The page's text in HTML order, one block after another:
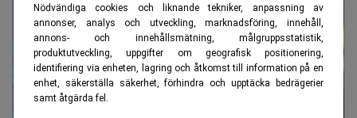
Nödvändiga cookies och liknande tekniker, anpassning av
annonser, analys och utveckling, marknadsföring, innehåll,
annons- och innehållsmätning, målgruppsstatistik,
produktutveckling, uppgifter om geografisk positionering,
identifiering via enheten, lagring och åtkomst till information på en
enhet, säkerställa säkerhet, förhindra och upptäcka bedrägerier
samt åtgärda fel.